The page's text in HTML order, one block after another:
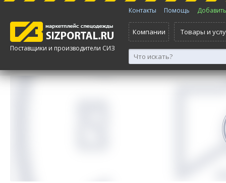
Поставщики и производители СИЗ
Контакты Помощь
Компании Товары и